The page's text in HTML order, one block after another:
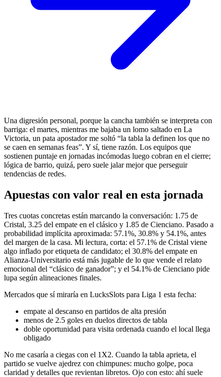
Una digresión personal, porque la cancha también se interpreta con
barriga: el martes, mientras me bajaba un lomo saltado en La
Victoria, un pata apostador me soltó “la tabla la definen los que no
se caen en semanas feas”. Y sí, tiene razón. Los equipos que
sostienen puntaje en jornadas incómodas luego cobran en el cierre;
lógica de barrio, quizá, pero suele jalar mejor que perseguir
tendencias de redes.
Apuestas con valor real en esta jornada
Tres cuotas concretas están marcando la conversación: 1.75 de
Cristal, 3.25 del empate en el clásico y 1.85 de Cienciano. Pasado a
probabilidad implícita aproximada: 57.1%, 30.8% y 54.1%, antes
del margen de la casa. Mi lectura, corta: el 57.1% de Cristal viene
algo inflado por etiqueta de candidato; el 30.8% del empate en
Alianza-Universitario está más jugable de lo que vende el relato
emocional del “clásico de ganador”; y el 54.1% de Cienciano pide
lupa según alineaciones finales.
Mercados que sí miraría en LucksSlots para Liga 1 esta fecha:
empate al descanso en partidos de alta presión
menos de 2.5 goles en duelos directos de tabla
doble oportunidad para visita ordenada cuando el local llega
obligado
No me casaría a ciegas con el 1X2. Cuando la tabla aprieta, el
partido se vuelve ajedrez con chimpunes: mucho golpe, poca
claridad y detalles que revientan libretos. Ojo con esto: ahí suele